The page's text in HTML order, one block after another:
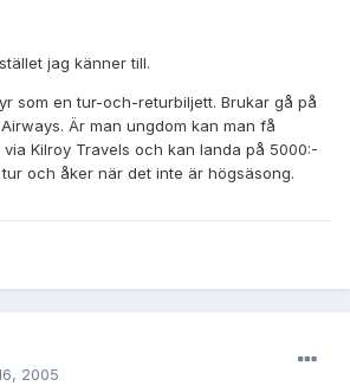
jag känner till.
som en tur-och-returbiljett. Brukar gå på
Är man ungdom kan man få
Kilroy Travels och kan landa på 5000:-
och åker när det inte är högsäsong.
2005